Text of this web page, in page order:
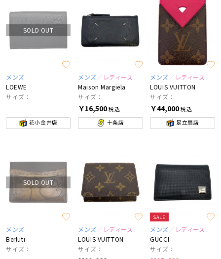
SOLD OUT
メンズ
LOEWE
サイズ：
花小金井店
メンズ
レディース
Maison Margiela
サイズ：
￥16,500税込
十条店
メンズ
レディース
LOUIS VUITTON
サイズ：
￥44,000税込
足立扇店
SOLD OUT
メンズ
Berluti
サイズ：
メンズ
レディース
LOUIS VUITTON
サイズ：
SALE
メンズ
レディース
GUCCI
サイズ：